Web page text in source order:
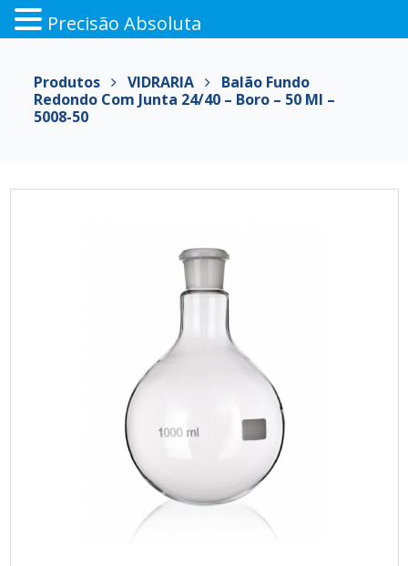
para
conteúdo
Produtos VIDRARIA
Balão Fundo
Redondo Com Junta 24/40 – Boro – 50 Ml –
5008-50
Precisão Absoluta